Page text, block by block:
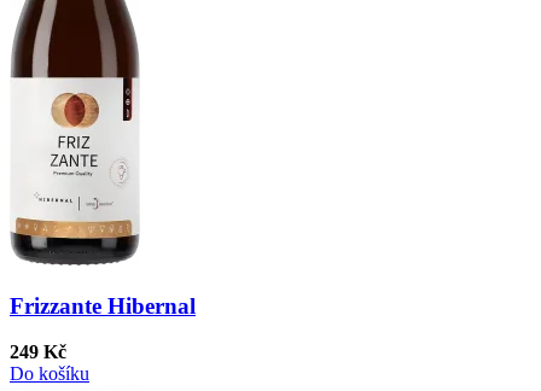
Frizzante Hibernal
249 Kč
Do košíku